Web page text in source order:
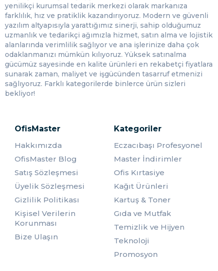
kredi kartı ile yapacağınız alışverişlerde taksit imkanı
bulunmamaktadır.
yenilikçi kurumsal tedarik merkezi olarak markanıza
farklılık, hız ve pratiklik kazandırıyoruz. Modern ve güvenli
yazılım altyapısıyla yarattığımız sinerji, sahip olduğumuz
uzmanlık ve tedarikçi ağımızla hizmet, satın alma ve lojistik
alanlarında verimlilik sağlıyor ve ana işlerinize daha çok
odaklanmanızı mümkün kılıyoruz. Yüksek satınalma
gücümüz sayesinde en kalite ürünleri en rekabetçi fiyatlara
sunarak zaman, maliyet ve işgücünden tasarruf etmenizi
sağlıyoruz. Farklı kategorilerde binlerce ürün sizleri
bekliyor!
OfisMaster
Hakkımızda
OfisMaster Blog
Satış Sözleşmesi
Üyelik Sözleşmesi
Gizlilik Politikası
Kişisel Verilerin
Korunması
Bize Ulaşın
Kategoriler
Eczacıbaşı Profesyonel
Master İndirimler
Ofis Kırtasiye
Kağıt Ürünleri
Kartuş & Toner
Gıda ve Mutfak
Temizlik ve Hijyen
Teknoloji
Promosyon